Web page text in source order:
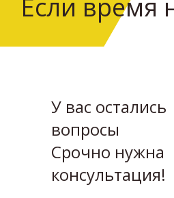
Если время
У вас остались
вопросы
Cрочно нужна
консультация!